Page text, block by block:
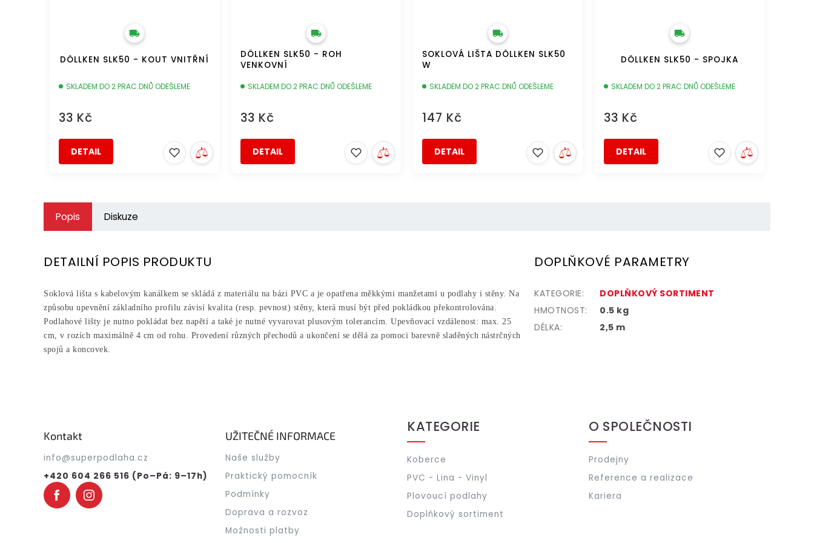
DÖLLKEN SLK50 - KOUT VNITŘNÍ
SKLADEM DO 2 PRAC.DNŮ ODEŠLEME
33 Kč
DETAIL
DÖLLKEN SLK50 - ROH
VENKOVNÍ
SKLADEM DO 2 PRAC.DNŮ ODEŠLEME
33 Kč
DETAIL
SOKLOVÁ LIŠTA DÖLLKEN SLK50
W
SKLADEM DO 2 PRAC.DNŮ ODEŠLEME
147 Kč
DETAIL
DÖLLKEN SLK50 - SPOJKA
SKLADEM DO 2 PRAC.DNŮ ODEŠLEME
33 Kč
DETAIL
Popis Diskuze
DETAILNÍ POPIS PRODUKTU
Soklová lišta s kabelovým kanálkem se skládá z materiálu na bázi PVC a je opatřena měkkými manžetami u podlahy i stěny. Na
způsobu upevnění základního profilu závisí kvalita (resp. pevnost) stěny, která musí být před pokládkou překontrolována.
Podlahové lišty je nutno pokládat bez napětí a také je nutné vyvarovat plusovým tolerancím. Upevňovací vzdálenost: max. 25
cm, v rozích maximálně 4 cm od rohu. Provedení různých přechodů a ukončení se dělá za pomoci barevně sladěných nástrčných
spojů a koncovek.
DOPLŇKOVÉ PARAMETRY
KATEGORIE:
DOPLŇKOVÝ SORTIMENT
HMOTNOST:
0.5 kg
DÉLKA:
2,5 m
Kontakt
info@superpodlaha.cz
+420 604 266 516 (Po–Pá: 9–17h)
UŽITEČNÉ INFORMACE
Naše služby
Praktický pomocník
Podmínky
Doprava a rozvoz
Možnosti platby
KATEGORIE
Koberce
PVC - Lina - Vinyl
Plovoucí podlahy
Doplňkový sortiment
O SPOLEČNOSTI
Prodejny
Reference a realizace
Kariera